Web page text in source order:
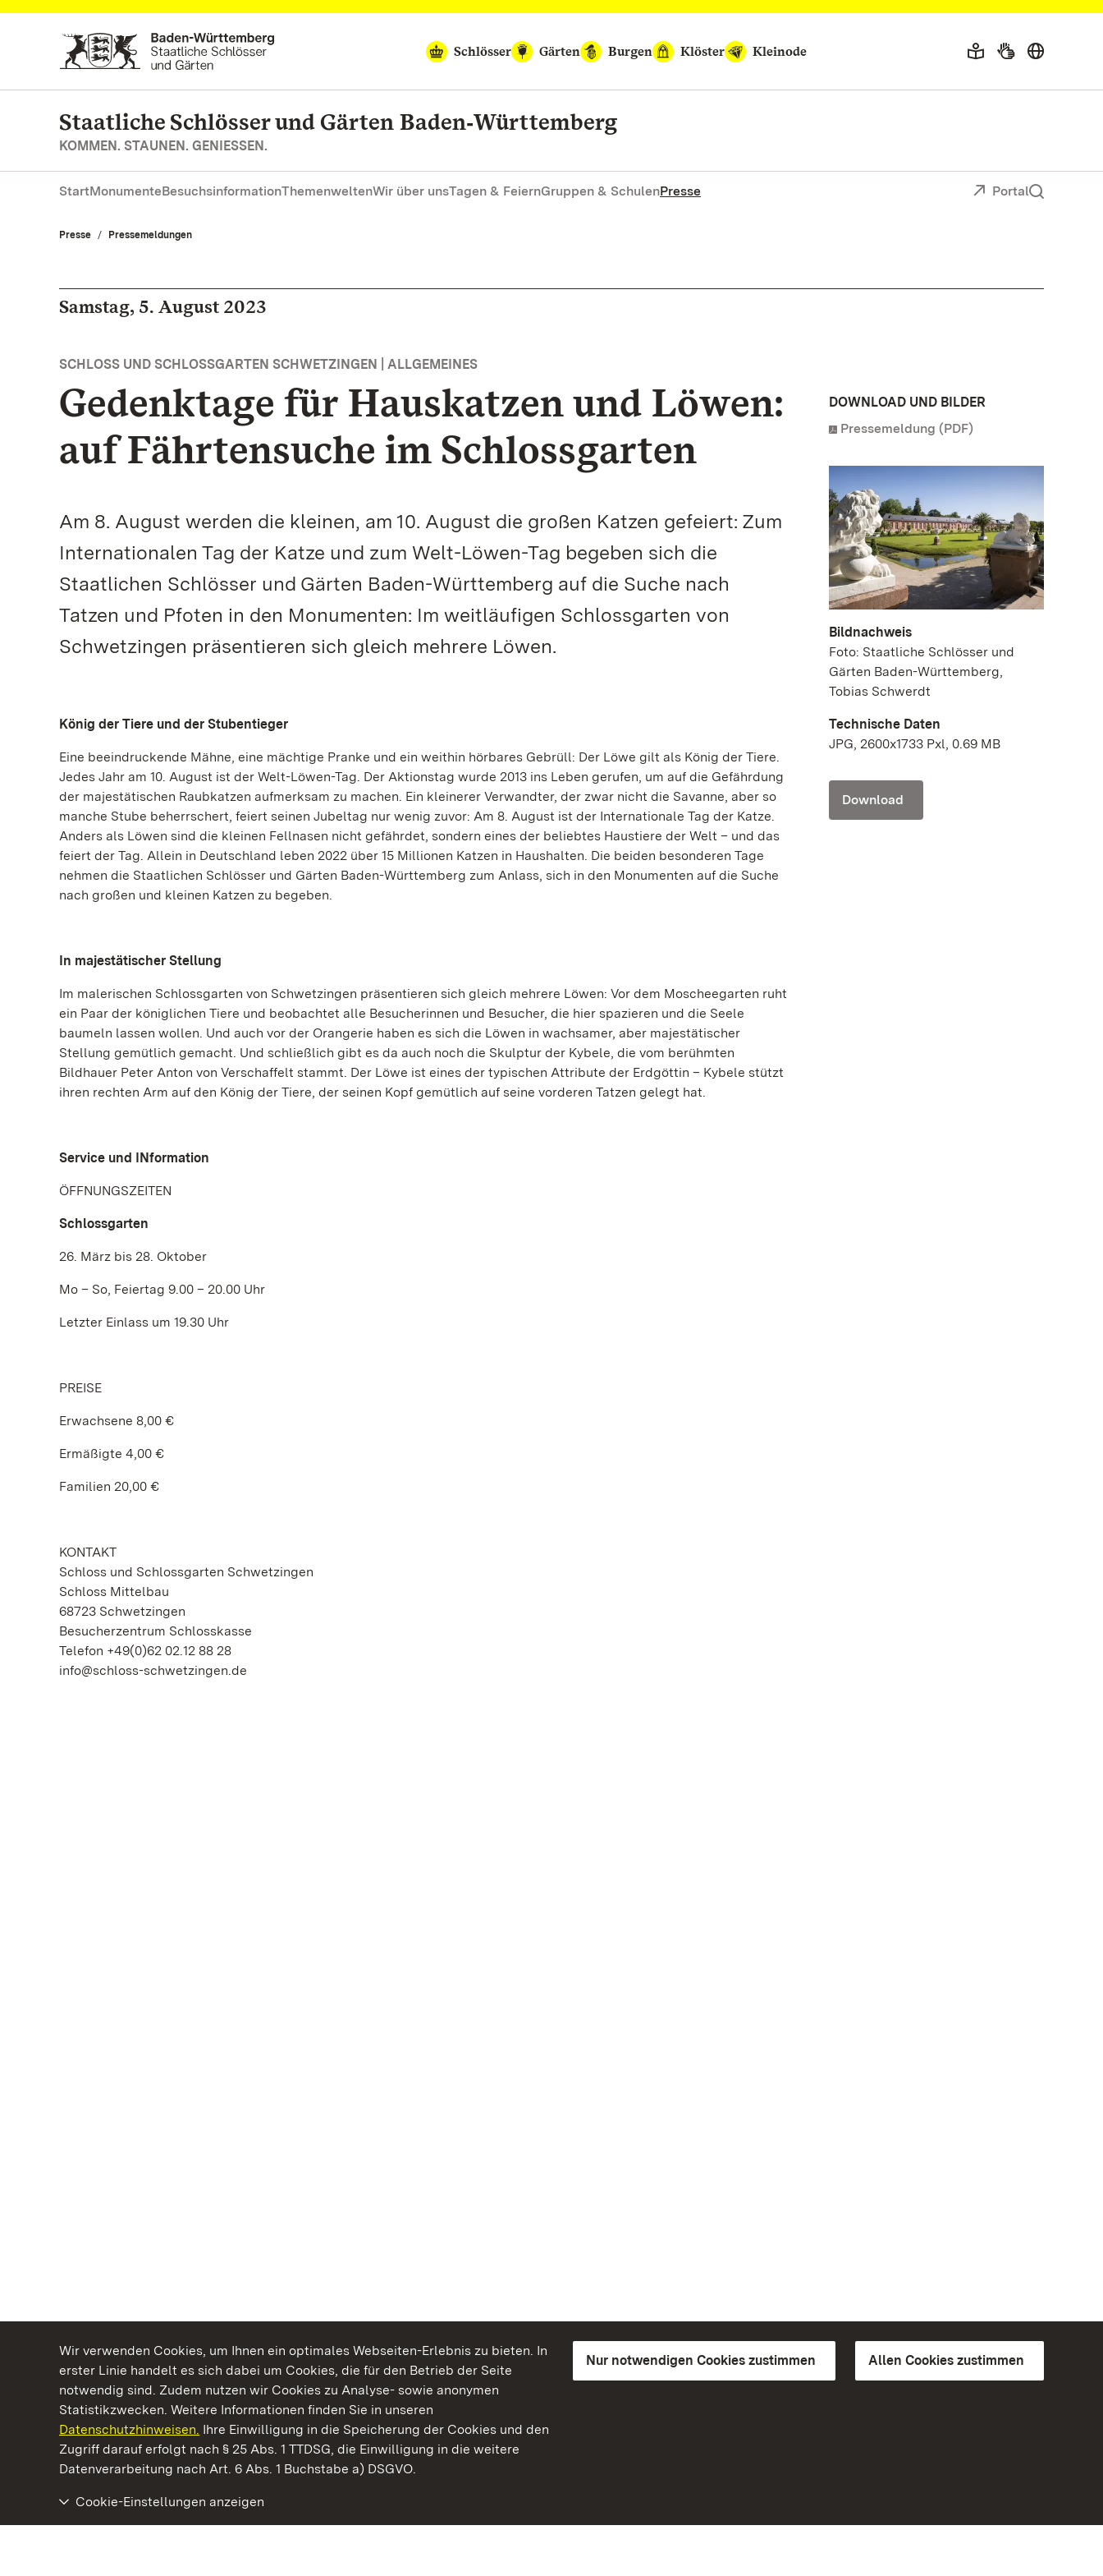
Wir verwenden Cookies, um Ihnen ein optimales Webseiten-Erlebnis zu bieten. In
erster Linie handelt es sich dabei um Cookies, die für den Betrieb der Seite
notwendig sind. Zudem nutzen wir Cookies zu Analyse- sowie anonymen
Statistikzwecken. Weitere Informationen finden Sie in unseren
Datenschutzhinweisen. Ihre Einwilligung in die Speicherung der Cookies und den
Zugriff darauf erfolgt nach § 25 Abs. 1 TTDSG, die Einwilligung in die weitere
Datenverarbeitung nach Art. 6 Abs. 1 Buchstabe a) DSGVO.
Nur notwendigen Cookies zustimmen Allen Cookies zustimmen
Cookie-Einstellungen anzeigen
Zum Hauptinhalt springen
Schlösser
Gärten Burgen Klöster Kleinode
Staatliche Schlösser und Gärten Baden‑Württemberg
KOMMEN. STAUNEN. GENIESSEN.
StartMonumenteBesuchsinformationThemenweltenWir über unsTagen & FeiernGruppen & SchulenPresse Portal
Presse Pressemeldungen
Samstag, 5. August 2023
SCHLOSS UND SCHLOSSGARTEN SCHWETZINGEN | ALLGEMEINES
Gedenktage für Hauskatzen und Löwen:
auf Fährtensuche im Schlossgarten
Am 8. August werden die kleinen, am 10. August die großen Katzen gefeiert: Zum
Internationalen Tag der Katze und zum Welt-Löwen-Tag begeben sich die
Staatlichen Schlösser und Gärten Baden-Württemberg auf die Suche nach
Tatzen und Pfoten in den Monumenten: Im weitläufigen Schlossgarten von
Schwetzingen präsentieren sich gleich mehrere Löwen.
König der Tiere und der Stubentieger
Eine beeindruckende Mähne, eine mächtige Pranke und ein weithin hörbares Gebrüll: Der Löwe gilt als König der Tiere.
Jedes Jahr am 10. August ist der Welt-Löwen-Tag. Der Aktionstag wurde 2013 ins Leben gerufen, um auf die Gefährdung
der majestätischen Raubkatzen aufmerksam zu machen. Ein kleinerer Verwandter, der zwar nicht die Savanne, aber so
manche Stube beherrschert, feiert seinen Jubeltag nur wenig zuvor: Am 8. August ist der Internationale Tag der Katze.
Anders als Löwen sind die kleinen Fellnasen nicht gefährdet, sondern eines der beliebtes Haustiere der Welt – und das
feiert der Tag. Allein in Deutschland leben 2022 über 15 Millionen Katzen in Haushalten. Die beiden besonderen Tage
nehmen die Staatlichen Schlösser und Gärten Baden-Württemberg zum Anlass, sich in den Monumenten auf die Suche
nach großen und kleinen Katzen zu begeben.
In majestätischer Stellung
Im malerischen Schlossgarten von Schwetzingen präsentieren sich gleich mehrere Löwen: Vor dem Moscheegarten ruht
ein Paar der königlichen Tiere und beobachtet alle Besucherinnen und Besucher, die hier spazieren und die Seele
baumeln lassen wollen. Und auch vor der Orangerie haben es sich die Löwen in wachsamer, aber majestätischer
Stellung gemütlich gemacht. Und schließlich gibt es da auch noch die Skulptur der Kybele, die vom berühmten
Bildhauer Peter Anton von Verschaffelt stammt. Der Löwe ist eines der typischen Attribute der Erdgöttin – Kybele stützt
ihren rechten Arm auf den König der Tiere, der seinen Kopf gemütlich auf seine vorderen Tatzen gelegt hat.
Service und INformation
ÖFFNUNGSZEITEN
Schlossgarten
26. März bis 28. Oktober
Mo – So, Feiertag 9.00 – 20.00 Uhr
Letzter Einlass um 19.30 Uhr
PREISE
Erwachsene 8,00 €
Ermäßigte 4,00 €
Familien 20,00 €
KONTAKT
Schloss und Schlossgarten Schwetzingen
Schloss Mittelbau
68723 Schwetzingen
Besucherzentrum Schlosskasse
Telefon +49(0)62 02.12 88 28
info@schloss-schwetzingen.de
DOWNLOAD UND BILDER
Pressemeldung (PDF)
Bildnachweis
Foto: Staatliche Schlösser und
Gärten Baden-Württemberg,
Tobias Schwerdt
Technische Daten
JPG, 2600x1733 Pxl, 0.69 MB
Download
Kommen. Staunen. Genießen.